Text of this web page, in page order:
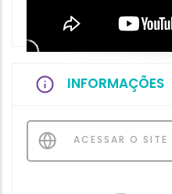
INFORMAÇÕES
ACESSAR O SITE